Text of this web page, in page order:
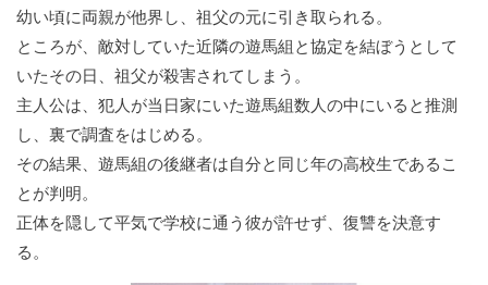
幼い頃に両親が他界し、祖父の元に引き取られる。
ところが、敵対していた近隣の遊馬組と協定を結ぼうとして
いたその日、祖父が殺害されてしまう。
主人公は、犯人が当日家にいた遊馬組数人の中にいると推測
し、裏で調査をはじめる。
その結果、遊馬組の後継者は自分と同じ年の高校生であるこ
とが判明。
正体を隠して平気で学校に通う彼が許せず、復讐を決意す
る。